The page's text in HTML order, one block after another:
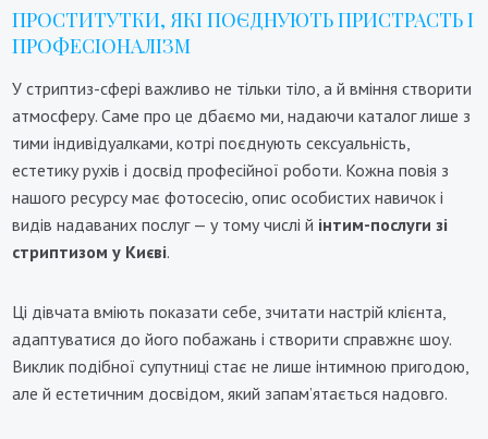
ПРОСТИТУТКИ, ЯКІ ПОЄДНУЮТЬ ПРИСТРАСТЬ І
ПРОФЕСІОНАЛІЗМ
У стриптиз-сфері важливо не тільки тіло, а й вміння створити
атмосферу. Саме про це дбаємо ми, надаючи каталог лише з
тими індивідуалками, котрі поєднують сексуальність,
естетику рухів і досвід професійної роботи. Кожна повія з
нашого ресурсу має фотосесію, опис особистих навичок і
видів надаваних послуг — у тому числі й інтим-послуги зі
стриптизом у Києві.
Ці дівчата вміють показати себе, зчитати настрій клієнта,
адаптуватися до його побажань і створити справжнє шоу.
Виклик подібної супутниці стає не лише інтимною пригодою,
але й естетичним досвідом, який запам’ятається надовго.